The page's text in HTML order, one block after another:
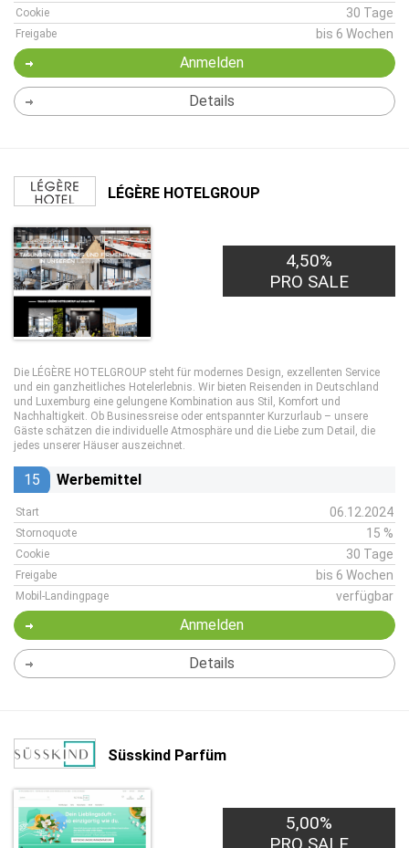
Cookie 30 Tage
Freigabe bis 6 Wochen
Anmelden
Details
LÉGÈRE HOTELGROUP
4,50%
PRO SALE
Die LÉGÈRE HOTELGROUP steht für modernes Design, exzellenten Service
und ein ganzheitliches Hotelerlebnis. Wir bieten Reisenden in Deutschland
und Luxemburg eine gelungene Kombination aus Stil, Komfort und
Nachhaltigkeit. Ob Businessreise oder entspannter Kurzurlaub – unsere
Gäste schätzen die individuelle Atmosphäre und die Liebe zum Detail, die
jedes unserer Häuser auszeichnet.
15 Werbemittel
Start 06.12.2024
Stornoquote 15 %
Cookie 30 Tage
Freigabe bis 6 Wochen
Mobil-Landingpage verfügbar
Anmelden
Details
Süsskind Parfüm
5,00%